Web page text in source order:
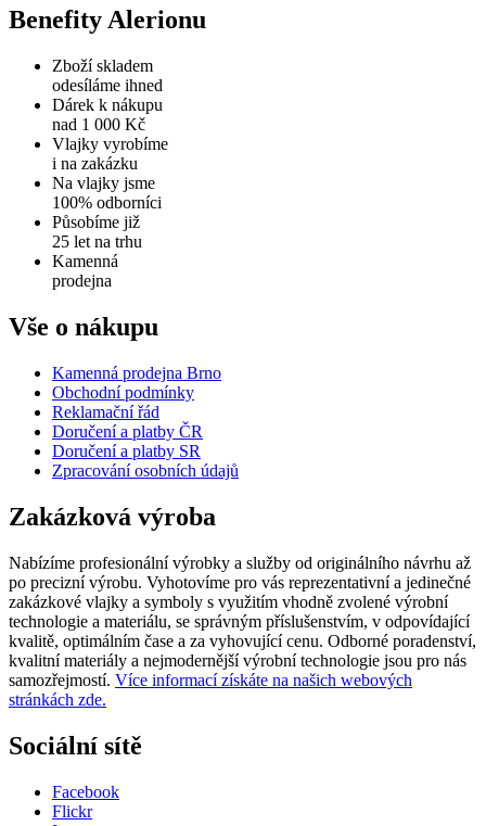
Benefity Alerionu
Zboží skladem
odesíláme ihned
Dárek k nákupu
nad 1 000 Kč
Vlajky vyrobíme
i na zakázku
Na vlajky jsme
100% odborníci
Působíme již
25 let na trhu
Kamenná
prodejna
Vše o nákupu
Kamenná prodejna Brno
Obchodní podmínky
Reklamační řád
Doručení a platby ČR
Doručení a platby SR
Zpracování osobních údajů
Zakázková výroba
Nabízíme profesionální výrobky a služby od originálního návrhu až
po precizní výrobu. Vyhotovíme pro vás reprezentativní a jedinečné
zakázkové vlajky a symboly s využitím vhodně zvolené výrobní
technologie a materiálu, se správným příslušenstvím, v odpovídající
kvalitě, optimálním čase a za vyhovující cenu. Odborné poradenství,
kvalitní materiály a nejmodernější výrobní technologie jsou pro nás
samozřejmostí. Více informací získáte na našich webových
stránkách zde.
Sociální sítě
Facebook
Flickr